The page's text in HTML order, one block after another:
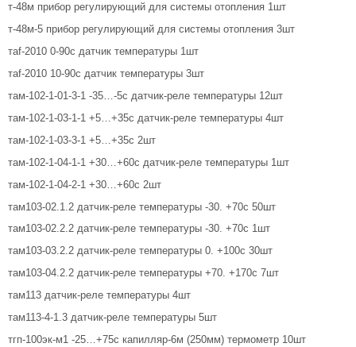
т-48м прибор регулирующий для системы отопления 1шт
т-48м-5 прибор регулирующий для системы отопления 3шт
таf-2010 0-90с датчик температуры 1шт
таf-2010 10-90с датчик температуры 3шт
там-102-1-01-3-1 -35…-5с датчик-реле температуры 12шт
там-102-1-03-1-1 +5…+35с датчик-реле температуры 4шт
там-102-1-03-3-1 +5…+35с 2шт
там-102-1-04-1-1 +30…+60с датчик-реле температуры 1шт
там-102-1-04-2-1 +30…+60с 2шт
там103-02.1.2 датчик-реле температуры -30. +70с 50шт
там103-02.2.2 датчик-реле температуры -30. +70с 1шт
там103-03.2.2 датчик-реле температуры 0. +100с 30шт
там103-04.2.2 датчик-реле температуры +70. +170с 7шт
там113 датчик-реле температуры 4шт
там113-4-1.3 датчик-реле температуры 5шт
тгп-100эк-м1 -25…+75с капилляр-6м (250мм) термометр 10шт